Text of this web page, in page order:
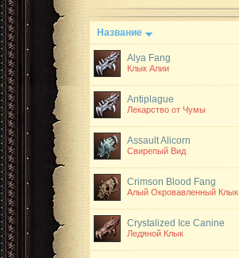
Название
Alya Fang
Клык Алии
Antiplague
Лекарство от Чумы
Assault Alicorn
Свирепый Вид
Crimson Blood Fang
Алый Окровавленный Клык
Crystalized Ice Canine
Ледяной Клык